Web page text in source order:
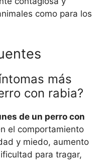
como para los
más
con rabia?
de un perro con
el comportamiento
y miedo, aumento
para tragar,